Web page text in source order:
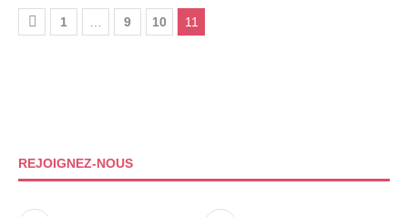
1 9 10 11
REJOIGNEZ-NOUS